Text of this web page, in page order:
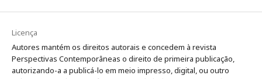
Licença
Autores mantém os direitos autorais e concedem à revista
Perspectivas Contemporâneas o direito de primeira publicação,
autorizando-a a publicá-lo em meio impresso, digital, ou outro